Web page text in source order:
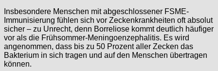
Insbesondere Menschen mit abgeschlossener FSME-
Immunisierung fühlen sich vor Zeckenkrankheiten oft absolut
sicher – zu Unrecht, denn Borreliose kommt deutlich häufiger
vor als die Frühsommer-Meningoenzephalitis. Es wird
angenommen, dass bis zu 50 Prozent aller Zecken das
Bakterium in sich tragen und auf den Menschen übertragen
können.